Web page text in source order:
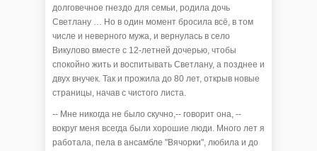
долговечное гнездо для семьи, родила дочь
Светлану … Но в один момент бросила всё, в том
числе и неверного мужа, и вернулась в село
Викулово вместе с 12-летней дочерью, чтобы
спокойно жить и воспитывать Светлану, а позднее и
двух внучек. Так и прожила до 80 лет, открыв новые
страницы, начав с чистого листа.
-- Мне никогда не было скучно,-- говорит она, --
вокруг меня всегда были хорошие люди. Много лет я
работала, пела в ансамбле "Вячорки", любила и до